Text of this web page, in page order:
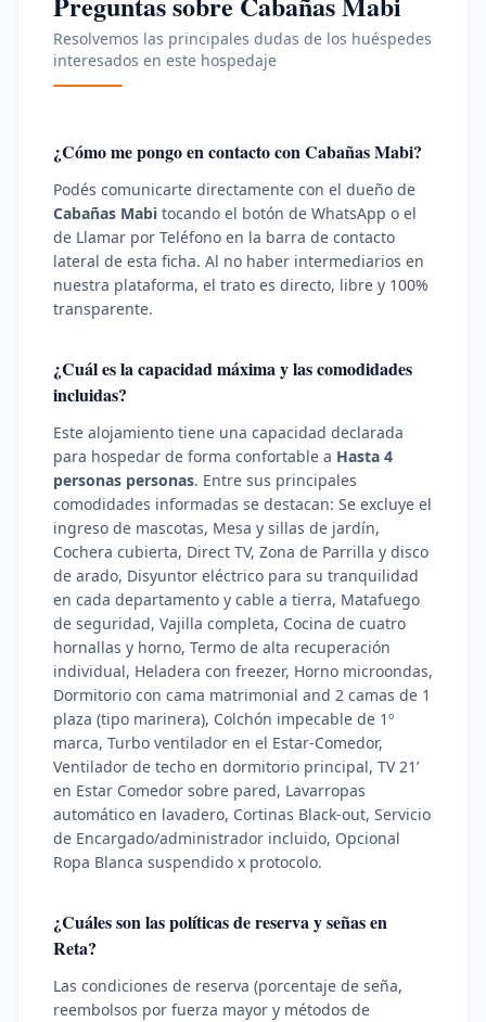
Resolvemos las principales dudas de los huéspedes
interesados en este hospedaje
¿Cómo me pongo en contacto conCabañas Mabi?
Podés comunicarte directamente con el dueño de
Cabañas Mabi tocando el botón de WhatsApp o el
de Llamar por Teléfono en la barra de contacto
lateral de esta ficha. Al no haber intermediarios en
nuestra plataforma, el trato es directo, libre y 100%
transparente.
¿Cuál es la capacidad máxima y las comodidades
incluidas?
Este alojamiento tiene una capacidad declarada
para hospedar de forma confortable a Hasta 4
personas personas. Entre sus principales
comodidades informadas se destacan: Se excluye el
ingreso de mascotas, Mesa y sillas de jardín,
Cochera cubierta, Direct TV, Zona de Parrilla y disco
de arado, Disyuntor eléctrico para su tranquilidad
en cada departamento y cable a tierra, Matafuego
de seguridad, Vajilla completa, Cocina de cuatro
hornallas y horno, Termo de alta recuperación
individual, Heladera con freezer, Horno microondas,
Dormitorio con cama matrimonial and 2 camas de 1
plaza (tipo marinera), Colchón impecable de 1º
marca, Turbo ventilador en el Estar-Comedor,
Ventilador de techo en dormitorio principal, TV 21’
en Estar Comedor sobre pared, Lavarropas
automático en lavadero, Cortinas Black-out, Servicio
de Encargado/administrador incluido, Opcional
Ropa Blanca suspendido x protocolo.
¿Cuáles son las políticas de reserva y señas en
Reta?
Las condiciones de reserva (porcentaje de seña,
reembolsos por fuerza mayor y métodos de